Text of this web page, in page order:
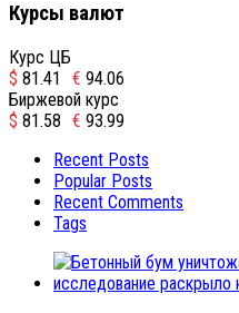
Курсы валют
Курс ЦБ
$ 81.41 € 94.06
Биржевой курс
$ 81.58 € 93.99
Recent Posts
Popular Posts
Recent Comments
Tags